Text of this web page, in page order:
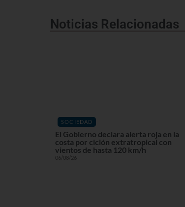
Noticias Relacionadas
SOCIEDAD
El Gobierno declara alerta roja en la
costa por ciclón extratropical con
vientos de hasta 120 km/h
06/08/26